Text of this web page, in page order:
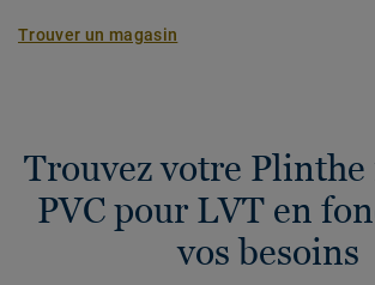
Trouver un magasin
Trouvez votre
PVC pour LVT en
vos besoins